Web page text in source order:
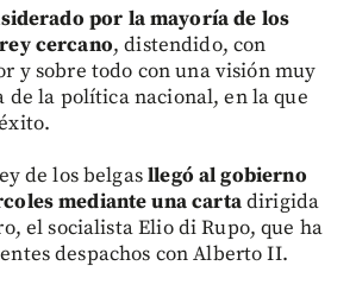
por la mayoría de los
cercano, distendido, con
y sobre todo con una visión muy
de la política nacional, en la que
de los belgasllegó al gobierno
mediante una cartadirigida
el socialista Elio di Rupo, que ha
despachos con Alberto II.